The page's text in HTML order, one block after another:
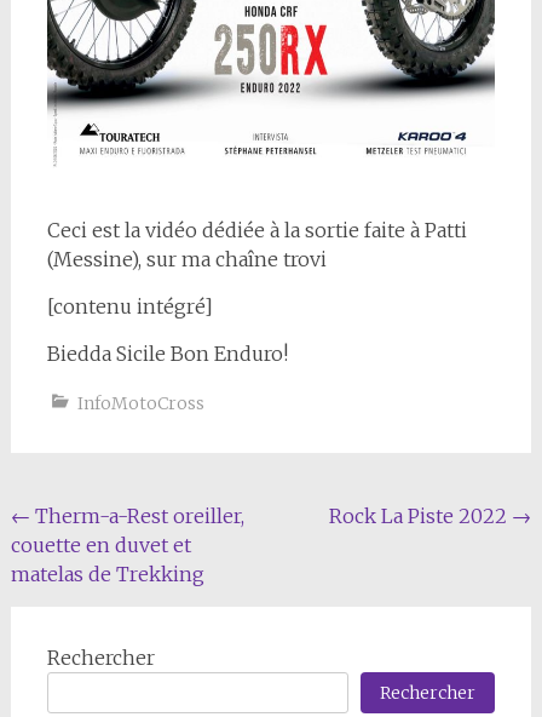
Ceci est la vidéo dédiée à la sortie faite à Patti
(Messine), sur ma chaîne trovi
[contenu intégré]
Biedda Sicile Bon Enduro!
InfoMotoCross
Navigation
de
← Therm-a-Rest oreiller,
couette en duvet et
matelas de Trekking
Rock La Piste 2022 →
Rechercher
Rechercher